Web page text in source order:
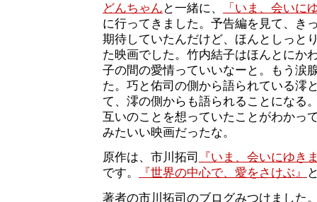
どんちゃん と一緒に、
「いま、会いに
に行ってきました。予告編を見て、き
期待していたんだけど、ほんとしっと
た映画でした。竹内結子はほんとにか
子の間の愛情っていいなーと。もう涙
た。巧と佑司の側から語られている澪
て、澪の側からも語られることになる
互いのことを想っていたことがわかっ
みたいい映画だったな。
原作は、市川拓司
『いま、会いにゆき
です。
『世界の中心で、愛をさけぶ』
著者の市川拓司のブログみつけました